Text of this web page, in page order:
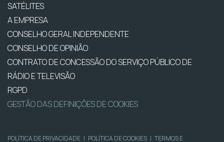
SATÉLITES
A EMPRESA
CONSELHO GERAL INDEPENDENTE
CONSELHO DE OPINIÃO
CONTRATO DE CONCESSÃO DO SERVIÇO PÚBLICO DE
RÁDIO E TELEVISÃO
RGPD
GESTÃO DAS DEFINIÇÕES DE COOKIES
POLÍTICA DE PRIVACIDADE | POLÍTICA DE COOKIES | TERMOS E